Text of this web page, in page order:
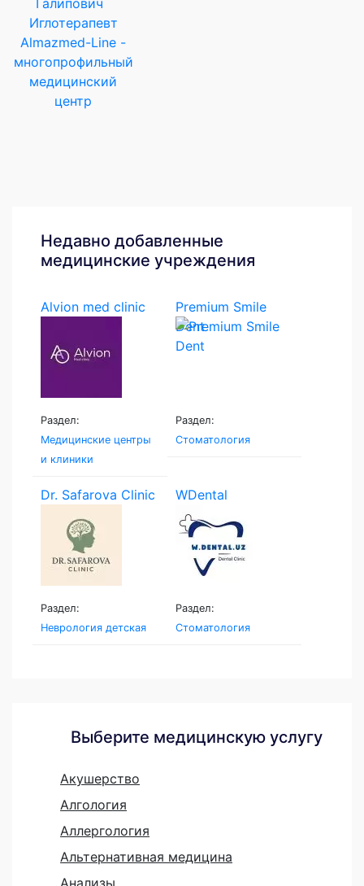
Иглотерапевт
Almazmed-Line -
многопрофильный
медицинский
центр
Недавно добавленные
медицинские учреждения
Alvion med clinic
Раздел:
Медицинские центры
и клиники
Premium Smile
Dent
Раздел:
Стоматология
Dr. Safarova Clinic
Раздел:
Неврология детская
WDental
Раздел:
Стоматология
Выберите медицинскую услугу
Акушерство
Алгология
Аллергология
Альтернативная медицина
Анализы